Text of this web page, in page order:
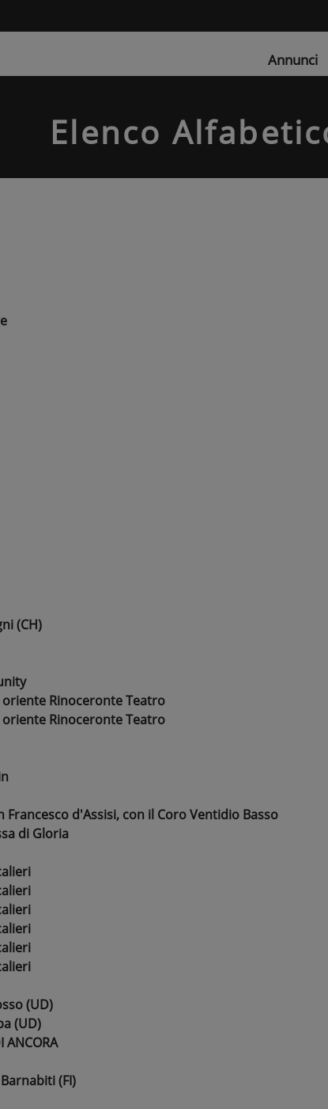
Annunci
Elenco
(CH)
oriente Rinoceronte Teatro
oriente Rinoceronte Teatro
Francesco d'Assisi, con il Coro Ventidio Basso
di Gloria
(UD)
(UD)
(FI)